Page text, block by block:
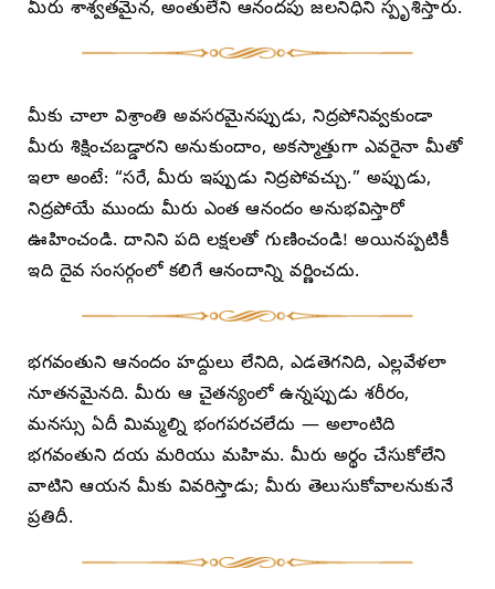
మీరు శాశ్వతమైన, అంతులేని ఆనందపు జలనిధిని స్పృశిస్తారు.
మీకు చాలా విశ్రాంతి అవసరమైనప్పుడు, నిద్రపోనివ్వకుండా
మీరు శిక్షించబడ్డారని అనుకుందాం, అకస్మాత్తుగా ఎవరైనా మీతో
ఇలా అంటే: “సరే, మీరు ఇప్పుడు నిద్రపోవచ్చు.” అప్పుడు,
నిద్రపోయే ముందు మీరు ఎంత ఆనందం అనుభవిస్తారో
ఊహించండి. దానిని పది లక్షలతో గుణించండి! అయినప్పటికీ
ఇది దైవ సంసర్గంలో కలిగే ఆనందాన్ని వర్ణించదు.
భగవంతుని ఆనందం హద్దులు లేనిది, ఎడతెగనిది, ఎల్లవేళలా
నూతనమైనది. మీరు ఆ చైతన్యంలో ఉన్నప్పుడు శరీరం,
మనస్సు ఏదీ మిమ్మల్ని భంగపరచలేదు — అలాంటిది
భగవంతుని దయ మరియు మహిమ. మీరు అర్థం చేసుకోలేని
వాటిని ఆయన మీకు వివరిస్తాడు; మీరు తెలుసుకోవాలనుకునే
ప్రతిదీ.